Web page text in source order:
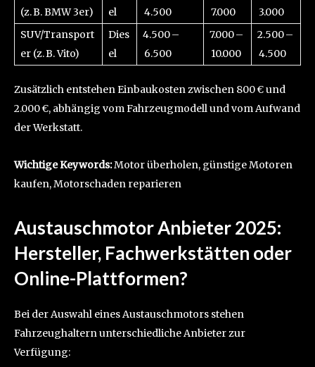
(z. B. BMW 3er)
el
4.500
7.000
3.000
SUV/Transport
er (z. B. Vito)
Dies
el
4.500 –
6.500
7.000 –
10.000
2.500 –
4.500
Zusätzlich entstehen Einbaukosten zwischen 800 € und
2.000 €, abhängig vom Fahrzeugmodell und vom Aufwand
der Werkstatt.
Wichtige Keywords:Motor überholen, günstige Motoren
kaufen, Motorschaden reparieren
Austauschmotor Anbieter 2025:
Hersteller, Fachwerkstätten oder
Online-Plattformen?
Bei der Auswahl eines Austauschmotors stehen
Fahrzeughaltern unterschiedliche Anbieter zur
Verfügung: